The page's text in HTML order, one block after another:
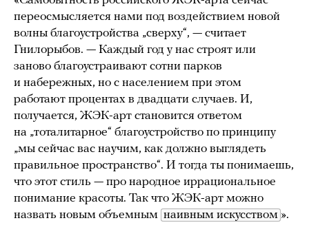
переосмысляется нами под воздействием новой
волны благоустройства „сверху“, — считает
Гнилорыбов. — Каждый год у нас строят или
заново благоустраивают сотни парков
и набережных, но с населением при этом
работают процентах в двадцати случаев. И,
получается, ЖЭК-арт становится ответом
на „тоталитарное“ благоустройство по принципу
„мы сейчас вас научим, как должно выглядеть
правильное пространство“. И тогда ты понимаешь,
что этот стиль — про народное иррациональное
понимание красоты. Так что ЖЭК-арт можно
назвать новым объемным наивным искусством ».